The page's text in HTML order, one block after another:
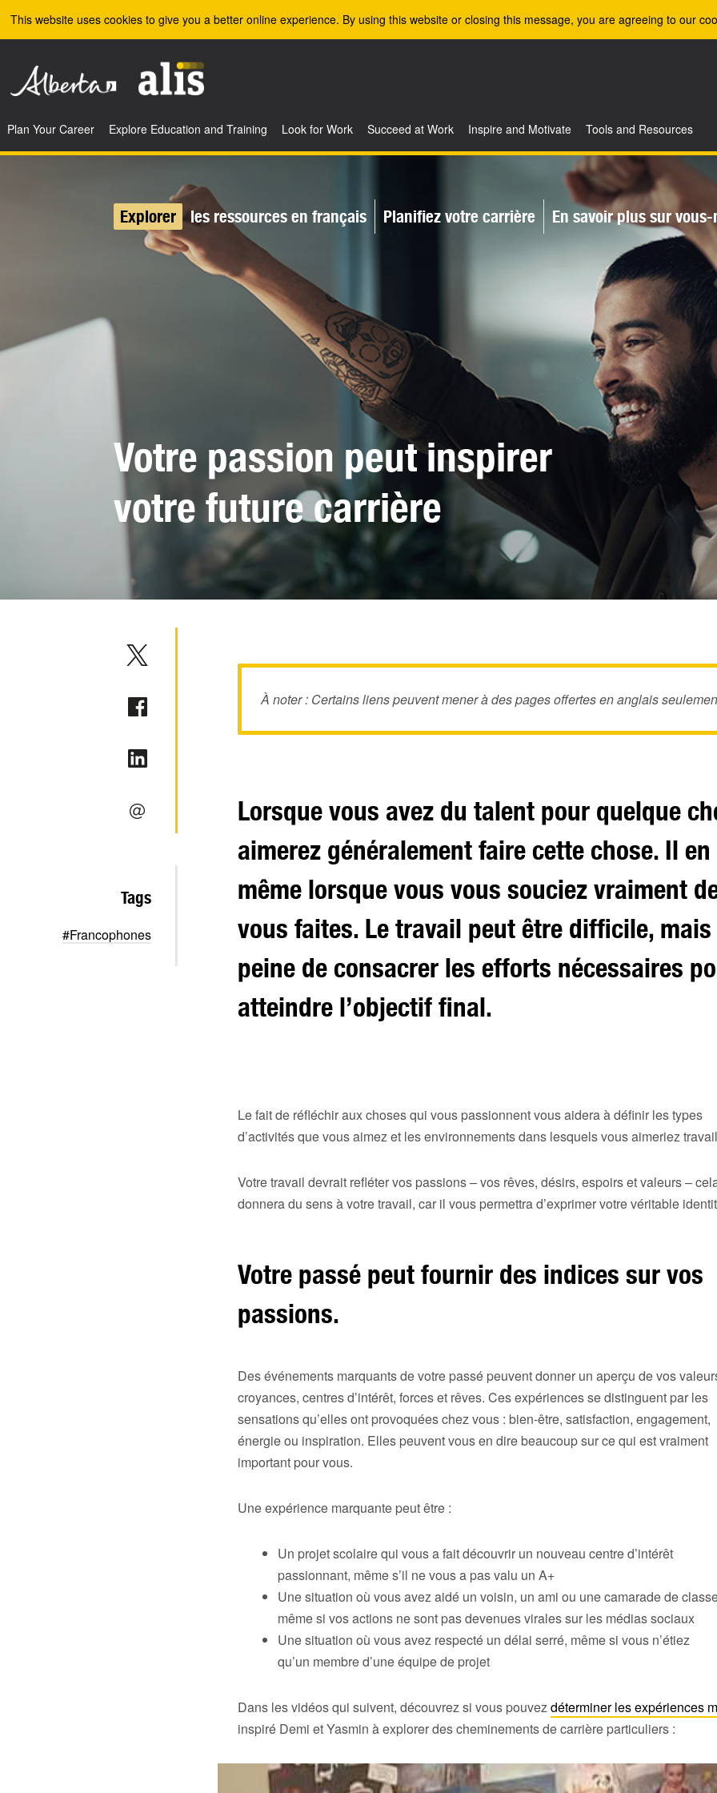
This website uses cookies to give you a better online experience. By using this website or closing this message, you are agreeing to our
Plan Your Career Explore Education and Training Look for Work Succeed at Work Inspire and Motivate Tools and Resources
Explorer les ressources en français Planifiez votre carrière En savoir plus sur
Votre passion peut inspirer
votre future carrière
Tags
#Francophones
À noter : Certains liens peuvent mener à des pages offertes en anglais
Lorsque vous avez du talent pour quelque
aimerez généralement faire cette chose. Il en
même lorsque vous vous souciez vraiment
vous faites. Le travail peut être difficile,
peine de consacrer les efforts nécessaires
atteindre l’objectif final.
Le fait de réfléchir aux choses qui vous passionnent vous aidera à définir les types
d’activités que vous aimez et les environnements dans lesquels vous aimeriez
Votre travail devrait refléter vos passions – vos rêves, désirs, espoirs et valeurs –
donnera du sens à votre travail, car il vous permettra d’exprimer votre véritable
Votre passé peut fournir des indices sur vos
passions.
Des événements marquants de votre passé peuvent donner un aperçu de vos
croyances, centres d’intérêt, forces et rêves. Ces expériences se distinguent par les
sensations qu’elles ont provoquées chez vous : bien-être, satisfaction, engagement,
énergie ou inspiration. Elles peuvent vous en dire beaucoup sur ce qui est vraiment
important pour vous.
Une expérience marquante peut être :
Un projet scolaire qui vous a fait découvrir un nouveau centre d’intérêt
passionnant, même s’il ne vous a pas valu un A+
Une situation où vous avez aidé un voisin, un ami ou une camarade de
même si vos actions ne sont pas devenues virales sur les médias sociaux
Une situation où vous avez respecté un délai serré, même si vous n’étiez
qu’un membre d’une équipe de projet
Dans les vidéos qui suivent, découvrez si vous pouvezdéterminer les expériences
inspiré Demi et Yasmin à explorer des cheminements de carrière particuliers :